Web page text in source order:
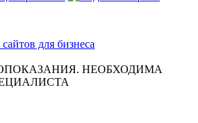
для бизнеса
НЕОБХОДИМА